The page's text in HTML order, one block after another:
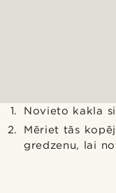
Novieto kakla
Mēriet tās
gredzenu, lai